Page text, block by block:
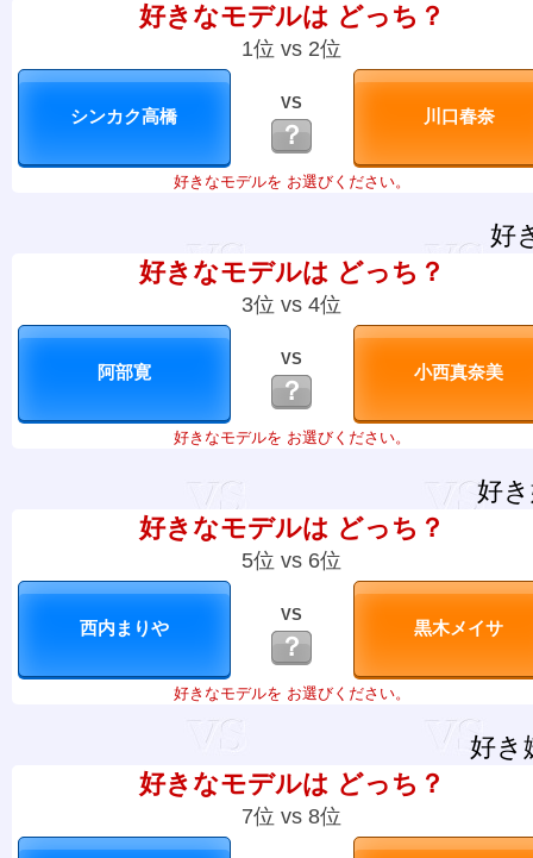
好きなモデルは どっち？
1位 vs 2位
VS
？
好きなモデルを お選びください。
好
好きなモデルは どっち？
3位 vs 4位
VS
？
好きなモデルを お選びください。
好
好きなモデルは どっち？
5位 vs 6位
VS
？
好きなモデルを お選びください。
好き
好きなモデルは どっち？
7位 vs 8位